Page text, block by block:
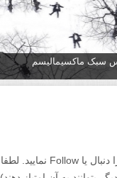
اگر مایلید تا از پاسخ ها به این پرسش از طریق ایمیل مطلع شوید، آن را دنبال یا Follow نمایید. لطفا